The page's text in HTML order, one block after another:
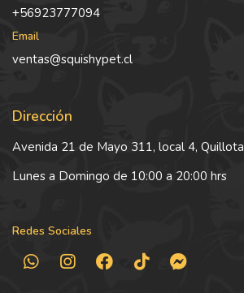
+56923777094
Email
ventas@squishypet.cl
Dirección
Avenida 21 de Mayo 311, local 4, Quillota
Lunes a Domingo de 10:00 a 20:00 hrs
Redes Sociales